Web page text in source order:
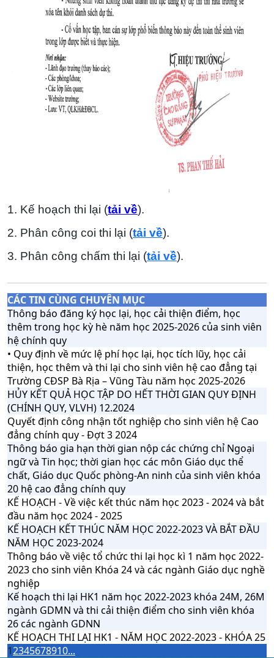
1. Kế hoạch thi lại (tải về).
2. Phân công coi thi lại (tải về).
3. Phân công chấm thi lại (tải về).
CÁC TIN CÙNG CHUYÊN MỤC
Thông báo đăng ký học lại, học cải thiện điểm, học
thêm trong học kỳ hè năm học 2025-2026 của sinh viên
hệ chính quy
• Quy định về mức lệ phí học lại, học tích lũy, học cải
thiện, học thêm và thi lại cho sinh viên hệ cao đẳng tại
Trường CĐSP Bà Rịa – Vũng Tàu năm học 2025-2026
HỦY KẾT QUẢ HỌC TẬP DO HẾT THỜI GIAN QUY ĐỊNH
(CHÍNH QUY, VLVH) 12.2024
Quyết định công nhận tốt nghiệp cho sinh viên hệ Cao
đẳng chính quy - Đợt 3 2024
Thông báo gia hạn thời gian nộp các chứng chỉ Ngoại
ngữ và Tin học; thời gian học các môn Giáo dục thể
chất, Giáo dục Quốc phòng-An ninh của sinh viên khóa
20 hệ cao đẳng chính quy
KẾ HOẠCH - Về việc kết thúc năm học 2023 - 2024 và bắt
đầu năm học 2024 - 2025
KẾ HOẠCH KẾT THÚC NĂM HỌC 2022-2023 VÀ BẮT ĐẦU
NĂM HỌC 2023-2024
Thông báo về việc tổ chức thi lại học kì 1 năm học 2022-
2023 cho sinh viên Khóa 24 và các ngành Giáo dục nghề
nghiệp
Kế hoạch thi lại HK1 năm học 2022-2023 khóa 24M, 26M
ngành GDMN và thi cải thiện điểm cho sinh viên khóa
26 các ngành GDNN
KẾ HOẠCH THI LẠI HK1 - NĂM HỌC 2022-2023 - KHÓA 25
12345678910...